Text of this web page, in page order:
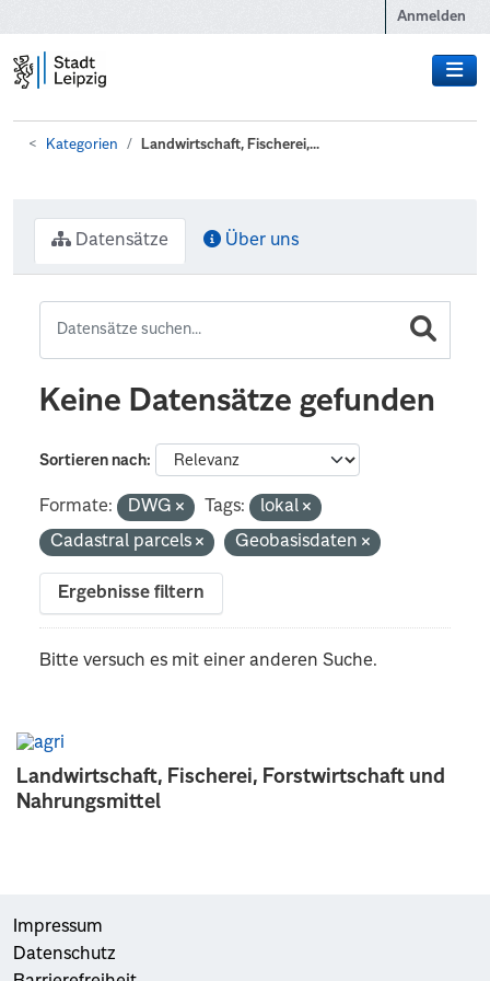
Anmelden
Kategorien Landwirtschaft, Fischerei,...
Landwirtschaft, Fischerei, Forstwirtschaft und
Nahrungsmittel
Datensätze Über uns
Keine Datensätze gefunden
Sortieren nach
Formate: DWG Tags:
lokal
Cadastral parcels
Geobasisdaten
Ergebnisse filtern
Bitte versuch es mit einer anderen Suche.
Impressum
Datenschutz